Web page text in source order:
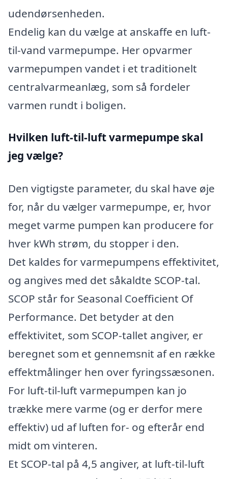
udendørsenheden.
Endelig kan du vælge at anskaffe en luft-
til-vand varmepumpe. Her opvarmer
varmepumpen vandet i et traditionelt
centralvarmeanlæg, som så fordeler
varmen rundt i boligen.
Hvilken luft-til-luft varmepumpe skal
jeg vælge?
Den vigtigste parameter, du skal have øje
for, når du vælger varmepumpe, er, hvor
meget varme pumpen kan producere for
hver kWh strøm, du stopper i den.
Det kaldes for varmepumpens effektivitet,
og angives med det såkaldte SCOP-tal.
SCOP står for Seasonal Coefficient Of
Performance. Det betyder at den
effektivitet, som SCOP-tallet angiver, er
beregnet som et gennemsnit af en række
effektmålinger hen over fyringssæsonen.
For luft-til-luft varmepumpen kan jo
trække mere varme (og er derfor mere
effektiv) ud af luften for- og efterår end
midt om vinteren.
Et SCOP-tal på 4,5 angiver, at luft-til-luft